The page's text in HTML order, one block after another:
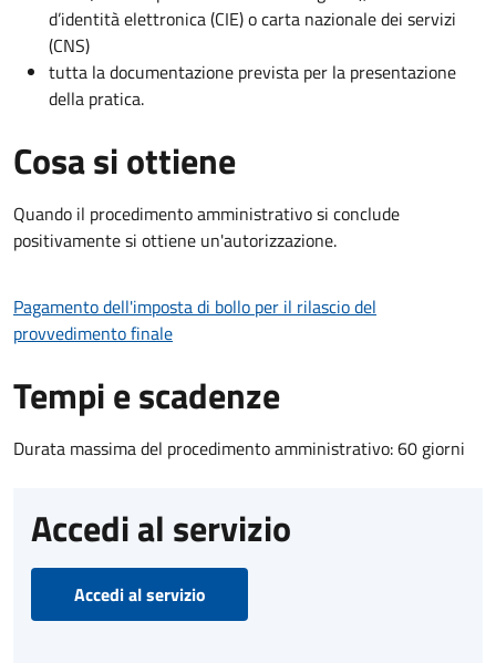
d’identità elettronica (CIE) o carta nazionale dei servizi
(CNS)
tutta la documentazione prevista per la presentazione
della pratica.
Cosa si ottiene
Quando il procedimento amministrativo si conclude
positivamente si ottiene un'autorizzazione.
Pagamento dell'imposta di bollo per il rilascio del
provvedimento finale
Tempi e scadenze
Durata massima del procedimento amministrativo: 60 giorni
Accedi al servizio
Accedi al servizio